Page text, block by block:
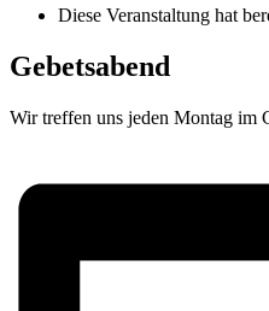
Diese Veranstaltung hat
Gebetsabend
Wir treffen uns jeden Montag im